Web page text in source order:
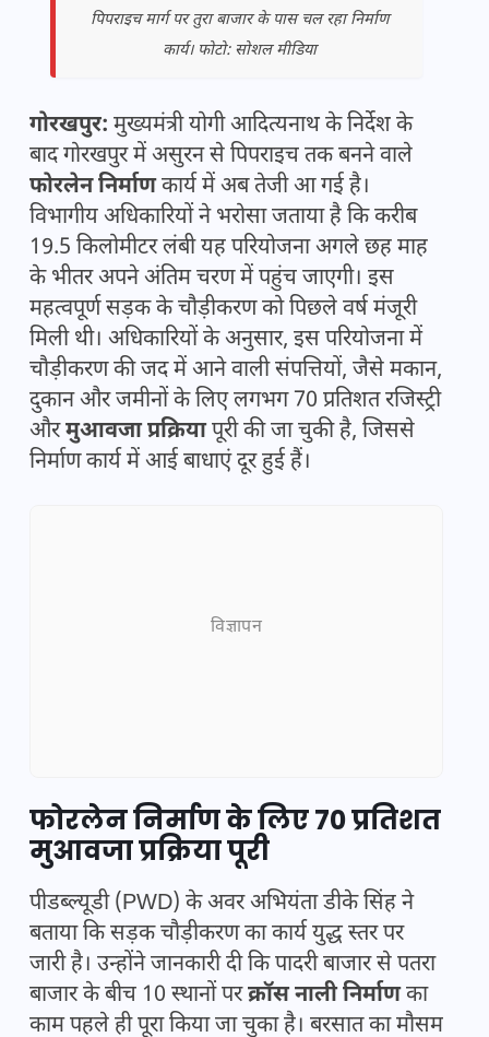
पिपराइच मार्ग पर तुरा बाजार के पास चल रहा निर्माण
कार्य। फोटो: सोशल मीडिया
गोरखपुर: मुख्यमंत्री योगी आदित्यनाथ के निर्देश के
बाद गोरखपुर में असुरन से पिपराइच तक बनने वाले
फोरलेन निर्माणकार्य में अब तेजी आ गई है।
विभागीय अधिकारियों ने भरोसा जताया है कि करीब
19.5 किलोमीटर लंबी यह परियोजना अगले छह माह
के भीतर अपने अंतिम चरण में पहुंच जाएगी। इस
महत्वपूर्ण सड़क के चौड़ीकरण को पिछले वर्ष मंजूरी
मिली थी। अधिकारियों के अनुसार, इस परियोजना में
चौड़ीकरण की जद में आने वाली संपत्तियों, जैसे मकान,
दुकान और जमीनों के लिए लगभग 70 प्रतिशत रजिस्ट्री
औरमुआवजा प्रक्रियापूरी की जा चुकी है, जिससे
निर्माण कार्य में आई बाधाएं दूर हुई हैं।
विज्ञापन
फोरलेन निर्माण के लिए 70 प्रतिशत
मुआवजा प्रक्रिया पूरी
पीडब्ल्यूडी (PWD) के अवर अभियंता डीके सिंह ने
बताया कि सड़क चौड़ीकरण का कार्य युद्ध स्तर पर
जारी है। उन्होंने जानकारी दी कि पादरी बाजार से पतरा
बाजार के बीच 10 स्थानों परक्रॉस नाली निर्माणका
काम पहले ही पूरा किया जा चुका है। बरसात का मौसम